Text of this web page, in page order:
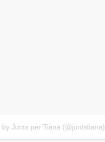
by Junts per Tiana (@juntstiana)